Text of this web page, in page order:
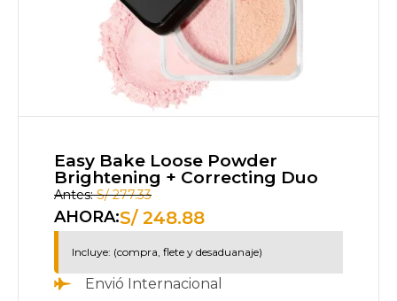
Easy Bake Loose Powder
Brightening + Correcting Duo
Antes:S/277.33
AHORA:S/248.88
Incluye: (compra, flete y desaduanaje)
Envió Internacional